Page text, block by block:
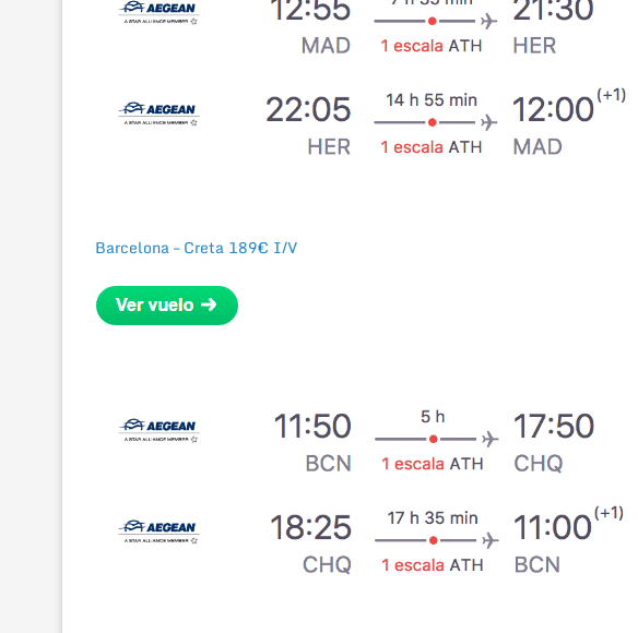
Barcelona – Creta 189€ I/V